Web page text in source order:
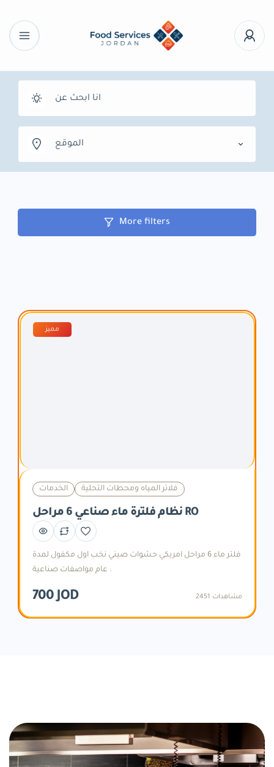
الموقع
More filters
مميز
الخدمات فلاتر المياه ومحطات التحلية
نظام فلترة ماء صناعي 6 مراحل RO
فلتر ماء 6 مراحل امريكي حشوات صيني نخب اول مكفول لمدة
عام مواصفات صناعية .
700 JOD 2451 مشاهدات